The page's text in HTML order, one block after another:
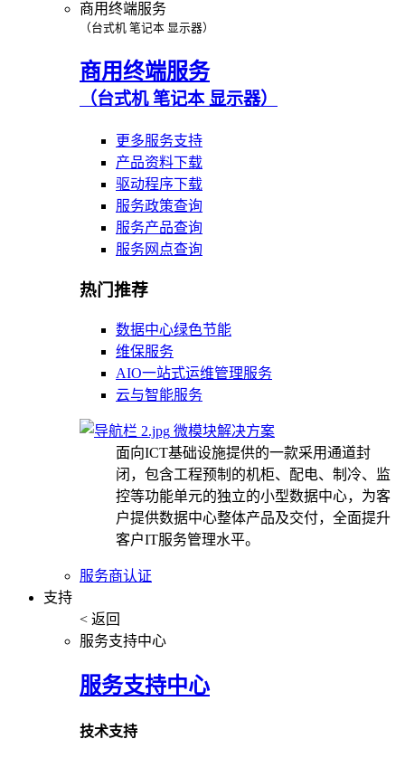
商用终端服务
（台式机 笔记本 显示器）
商用终端服务
（台式机 笔记本 显示器）
更多服务支持
产品资料下载
驱动程序下载
服务政策查询
服务产品查询
服务网点查询
热门推荐
数据中心绿色节能
维保服务
AIO一站式运维管理服务
云与智能服务
微模块解决方案
面向ICT基础设施提供的一款采用通道封
闭，包含工程预制的机柜、配电、制冷、监
控等功能单元的独立的小型数据中心，为客
户提供数据中心整体产品及交付，全面提升
客户IT服务管理水平。
服务商认证
支持
< 返回
服务支持中心
服务支持中心
技术支持